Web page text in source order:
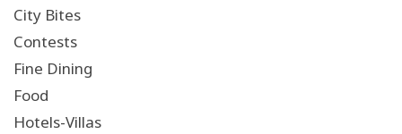
City Bites
Contests
Fine Dining
Food
Hotels-Villas